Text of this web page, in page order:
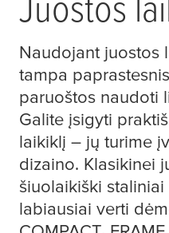
Naudojant juostos
tampa
paruoštos naudoti
Galite įsigyti
laikiklį – jų turime
dizaino. Klasikinei
šiuolaikiški
labiausiai verti